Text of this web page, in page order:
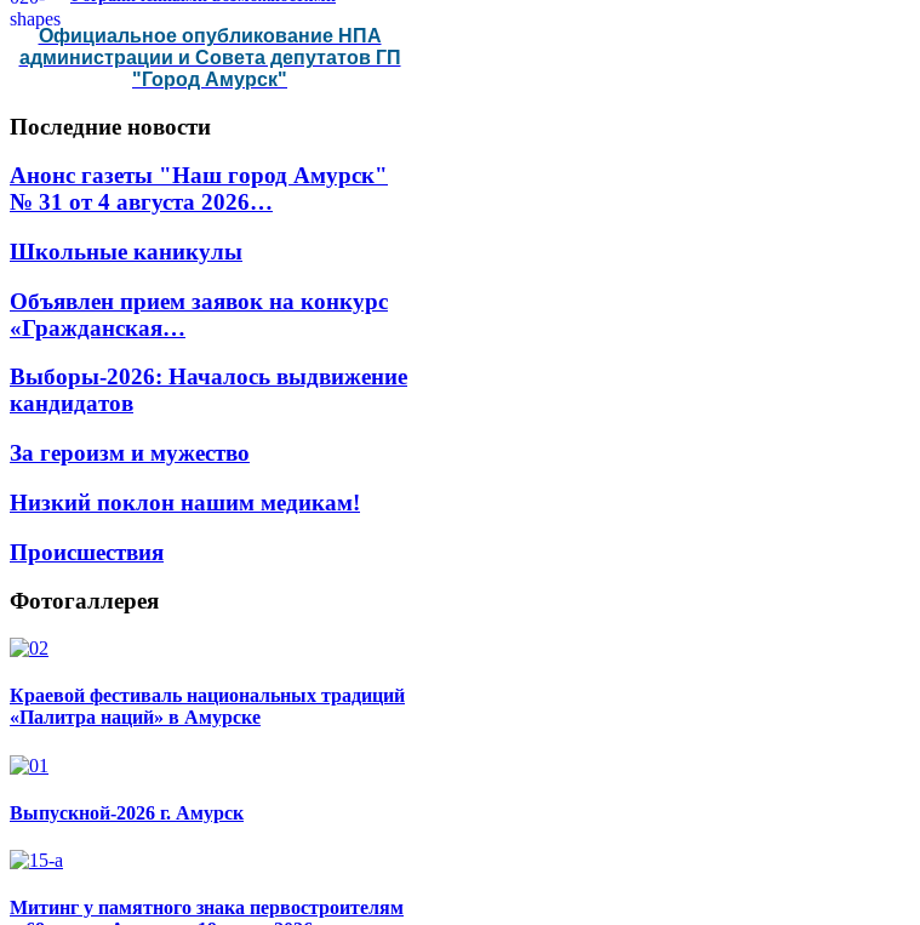
Официальное опубликование НПА
администрации и Совета депутатов ГП
"Город Амурск"
Последние новости
Анонс газеты "Наш город Амурск"
№ 31 от 4 августа 2026…
Школьные каникулы
Объявлен прием заявок на конкурс
«Гражданская…
Выборы-2026: Началось выдвижение
кандидатов
За героизм и мужество
Низкий поклон нашим медикам!
Происшествия
Фотогаллерея
Краевой фестиваль национальных традиций
«Палитра наций» в Амурске
Выпускной-2026 г. Амурск
Митинг у памятного знака первостроителям